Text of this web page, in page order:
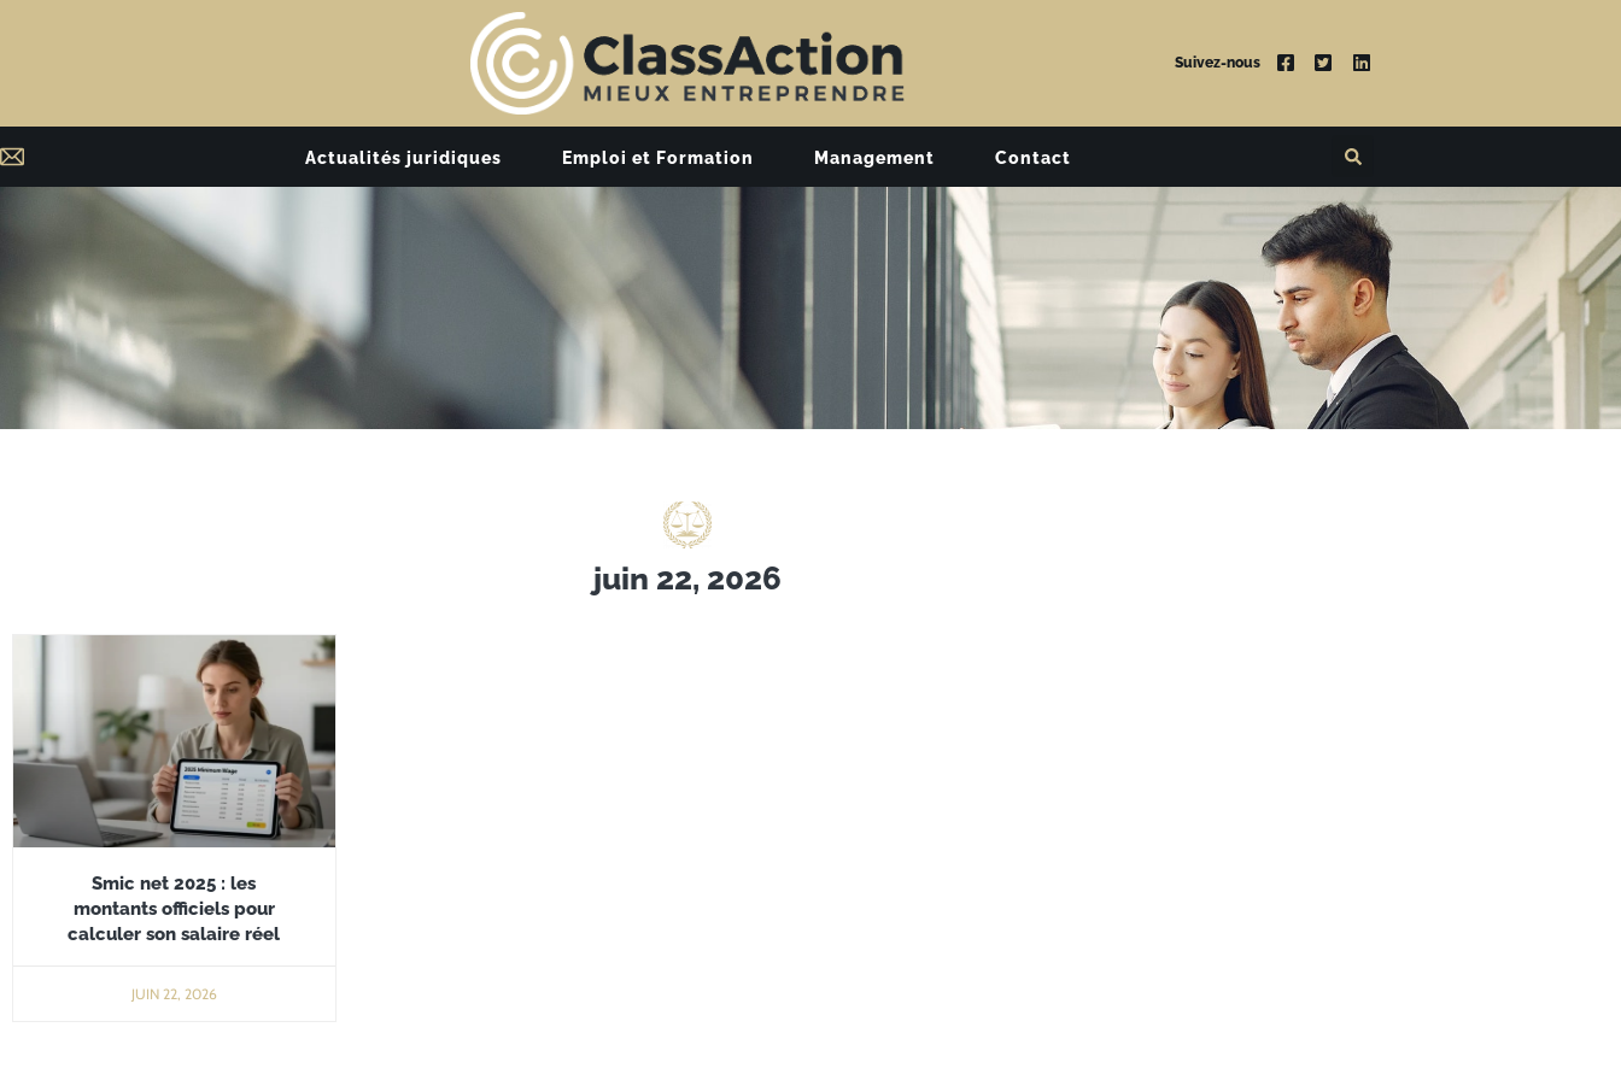
Suivez-nous
Actualités juridiques Emploi et Formation Management Contact
juin 22, 2026
Smic net 2025 : les
montants officiels pour
calculer son salaire réel
JUIN 22, 2026